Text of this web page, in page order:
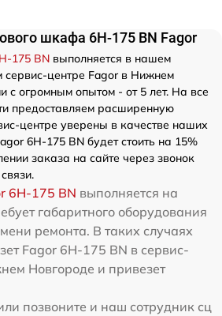
шкафа 6H-175 BN Fagor
175 BN выполняется в нашем
сервис-центре Fagor в Нижнем
с огромным опытом - от 5 лет. На все
предоставляем расширенную
центре уверены в качестве наших
6H-175 BN будет стоить на 15%
заказа на сайте через звонок
6H-175 BN выполняется на
габаритного оборудования
ремонта. В таких случаях
Fagor 6H-175 BN в сервис-
Новгороде и привезет
позвоните и наш сотрудник сц